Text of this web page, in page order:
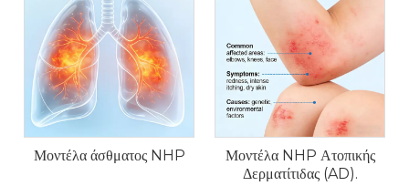
Μοντέλα άσθματος NHP
Μοντέλα NHP Ατοπικής
Δερματίτιδας (AD).